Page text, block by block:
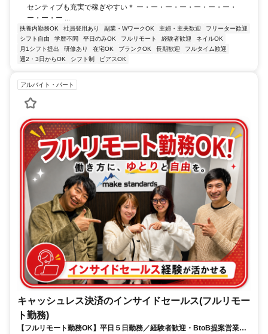
センティブも充実で稼ぎやすい＊ ー・ー・ー・ー・ー・ー・ー・
ー・ー・ー ...
扶養内勤務OK 社員登用あり 副業・WワークOK 主婦・主夫歓迎
フリーター歓迎
シフト自由
学歴不問 平日のみOK フルリモート 経験者歓迎
ネイルOK
月1シフト提出
研修あり 在宅OK ブランクOK 長期歓迎
フルタイム歓迎
週2・3日からOK
シフト制 ピアスOK
アルバイト・パート
キャッシュレス決済のインサイドセールス(フルリモー
ト勤務)
【フルリモート勤務OK】平日５日勤務／経験者歓迎・BtoB提案営業で